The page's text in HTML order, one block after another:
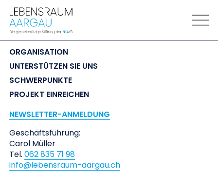
LEBENSRAUM
AARGAU
ORGANISATION
UNTERSTÜTZEN SIE UNS
SCHWERPUNKTE
PROJEKT EINREICHEN
NEWSLETTER-ANMELDUNG
Geschäftsführung:
Carol Müller
Tel. 062 835 71 98
info@lebensraum-aargau.ch